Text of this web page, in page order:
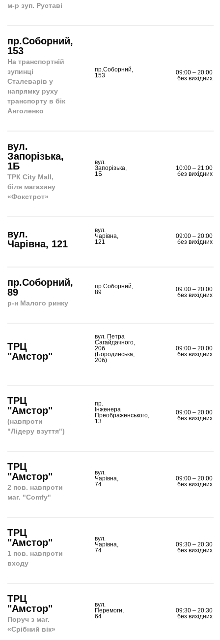
м-р зуп. Руставі
пр.Соборний,
153
На транспортній
зупинці
Сталеварів у
напрямку руху
транспорту в бік
Анголенко
пр.Соборний,
153
09:00 – 20:00
без вихідних
вул.
Запорізька,
1Б
ТРК City Mall,
біля магазину
«Фокстрот»
вул.
Запорізька,
1Б
10:00 – 21:00
без вихідних
вул.
Чарівна, 121
вул.
Чарівна,
121
09:00 – 20:00
без вихідних
пр.Соборний,
89
р-н Малого ринку
пр.Соборний,
89
09:00 – 20:00
без вихідних
ТРЦ
"Амстор"
вул. Петра
Сагайдачного,
20б
(Бородинська,
20б)
09:00 – 20:00
без вихідних
ТРЦ
"Амстор"
(навпроти
"Лідеру взуття")
пр.
Інженера
Преображенського,
13
09:00 – 20:00
без вихідних
ТРЦ
"Амстор"
2 пов. навпроти
маг. "Comfy"
вул.
Чарівна,
74
09:00 – 20:00
без вихідних
ТРЦ
"Амстор"
1 пов. навпроти
входу
вул.
Чарівна,
74
09:30 – 20:30
без вихідних
ТРЦ
"Амстор"
Поруч з маг.
«Срiбний вік»
вул.
Перемоги,
64
09:30 – 20:30
без вихідних